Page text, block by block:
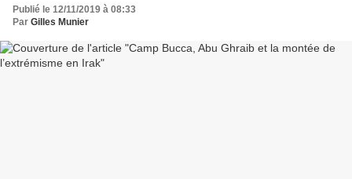
Publié le 12/11/2019 à 08:33
Par Gilles Munier